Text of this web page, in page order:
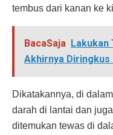
tembus dari kanan ke
BacaSaja Lakukan
Akhirnya
Dikatakannya, di
darah di lantai dan
ditemukan tewas di